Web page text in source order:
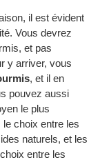
il est évident
Vous devrez
et pas
y arriver, vous
, et il en
pouvez aussi
le plus
choix entre les
naturels, et les
entre les